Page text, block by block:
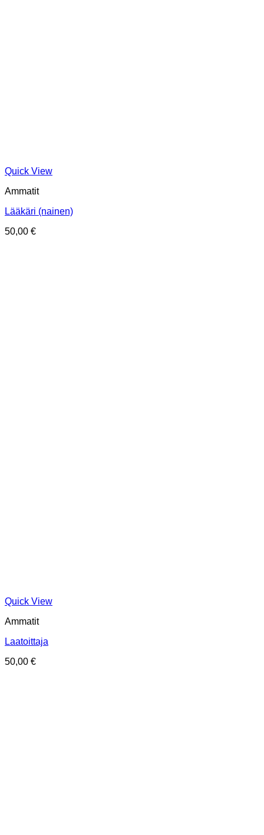
Quick View
Ammatit
Lääkäri (nainen)
50,00 €
Quick View
Ammatit
Laatoittaja
50,00 €